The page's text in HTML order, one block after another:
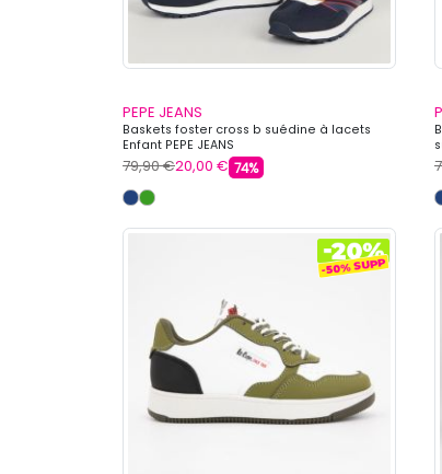
PEPE JEANS
Baskets foster cross b suédine à lacets
Enfant PEPE JEANS
79,90 €20,00 € 74%